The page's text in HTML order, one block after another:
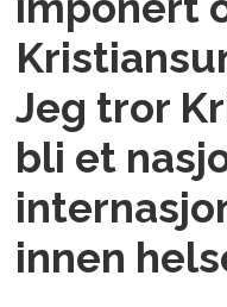
Jeg tror
bli et
innen